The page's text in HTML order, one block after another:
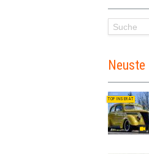
Neuste
TOP INSERAT